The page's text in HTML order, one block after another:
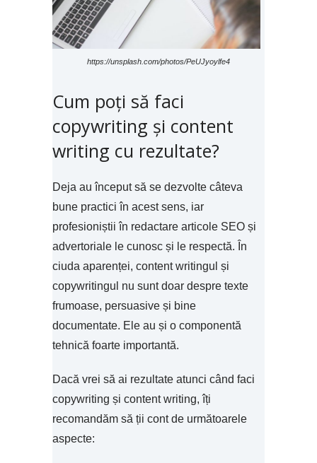
https://unsplash.com/photos/PeUJyoylfe4
Cum poți să faci
copywriting și content
writing cu rezultate?
Deja au început să se dezvolte câteva
bune practici în acest sens, iar
profesioniștii în redactare articole SEO și
advertoriale le cunosc și le respectă. În
ciuda aparenței, content writingul și
copywritingul nu sunt doar despre texte
frumoase, persuasive și bine
documentate. Ele au și o componentă
tehnică foarte importantă.
Dacă vrei să ai rezultate atunci când faci
copywriting și content writing, îți
recomandăm să ții cont de următoarele
aspecte: